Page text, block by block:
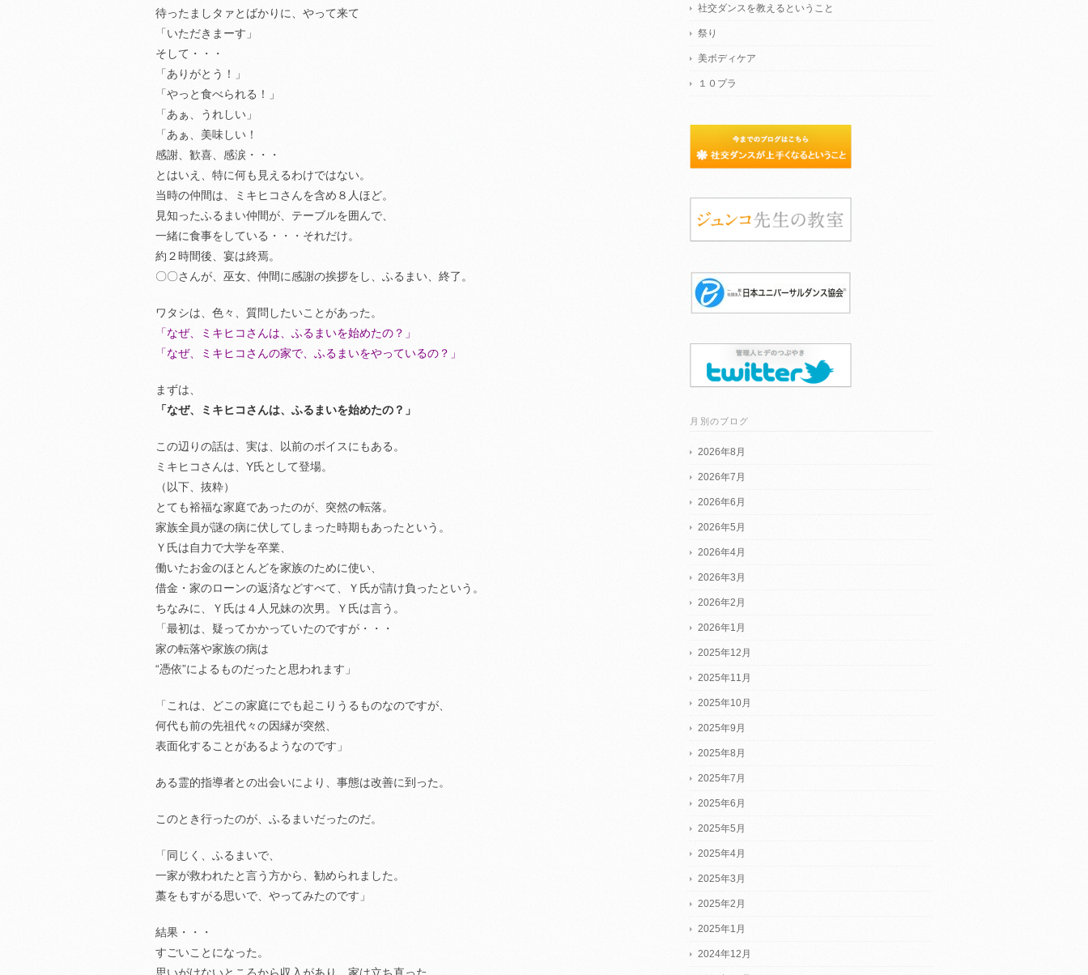
待ったましタァとばかりに、やって来て
「いただきまーす」
そして・・・
「ありがとう！」
「やっと食べられる！」
「あぁ、うれしい」
「あぁ、美味しい！
感謝、歓喜、感涙・・・
とはいえ、特に何も見えるわけではない。
当時の仲間は、ミキヒコさんを含め８人ほど。
見知ったふるまい仲間が、テーブルを囲んで、
一緒に食事をしている・・・それだけ。
約２時間後、宴は終焉。
〇〇さんが、巫女、仲間に感謝の挨拶をし、ふるまい、終了。
ワタシは、色々、質問したいことがあった。
「なぜ、ミキヒコさんは、ふるまいを始めたの？」
「なぜ、ミキヒコさんの家で、ふるまいをやっているの？」
まずは、
「なぜ、ミキヒコさんは、ふるまいを始めたの？」
この辺りの話は、実は、以前のボイスにもある。
ミキヒコさんは、Y氏として登場。
（以下、抜粋）
とても裕福な家庭であったのが、突然の転落。
家族全員が謎の病に伏してしまった時期もあったという。
Ｙ氏は自力で大学を卒業、
働いたお金のほとんどを家族のために使い、
借金・家のローンの返済などすべて、Ｙ氏が請け負ったという。
ちなみに、Ｙ氏は４人兄妹の次男。Ｙ氏は言う。
「最初は、疑ってかかっていたのですが・・・
家の転落や家族の病は
“憑依”によるものだったと思われます」
「これは、どこの家庭にでも起こりうるものなのですが、
何代も前の先祖代々の因縁が突然、
表面化することがあるようなのです」
ある霊的指導者との出会いにより、事態は改善に到った。
このとき行ったのが、ふるまいだったのだ。
「同じく、ふるまいで、
一家が救われたと言う方から、勧められました。
藁をもすがる思いで、やってみたのです」
結果・・・
すごいことになった。
社交ダンスを教えるということ
祭り
美ボディケア
１０プラ
月別のブログ
2026年8月
2026年7月
2026年6月
2026年5月
2026年4月
2026年3月
2026年2月
2026年1月
2025年12月
2025年11月
2025年10月
2025年9月
2025年8月
2025年7月
2025年6月
2025年5月
2025年4月
2025年3月
2025年2月
2025年1月
2024年12月